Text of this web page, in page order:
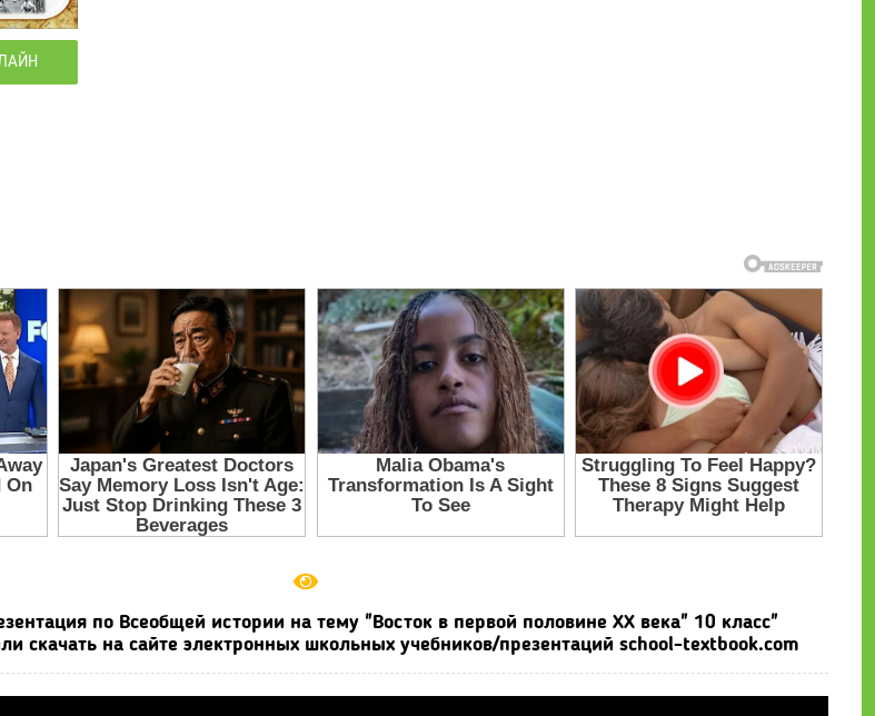
по Всеобщей истории на тему "Восток в первой половине ХХ века" 10 класс"
скачать на сайте электронных школьных учебников/презентаций school-textbook.com